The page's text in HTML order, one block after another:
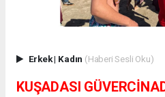
Erkek| Kadın (Haberi Sesli Oku)
KUŞADASI